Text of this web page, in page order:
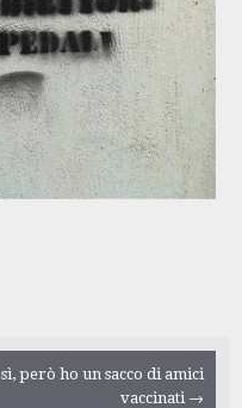
sì, però ho un sacco di amici
vaccinati →